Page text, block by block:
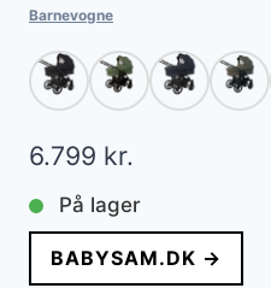
Barnevogne
6.799 kr.
På lager
BABYSAM.DK →